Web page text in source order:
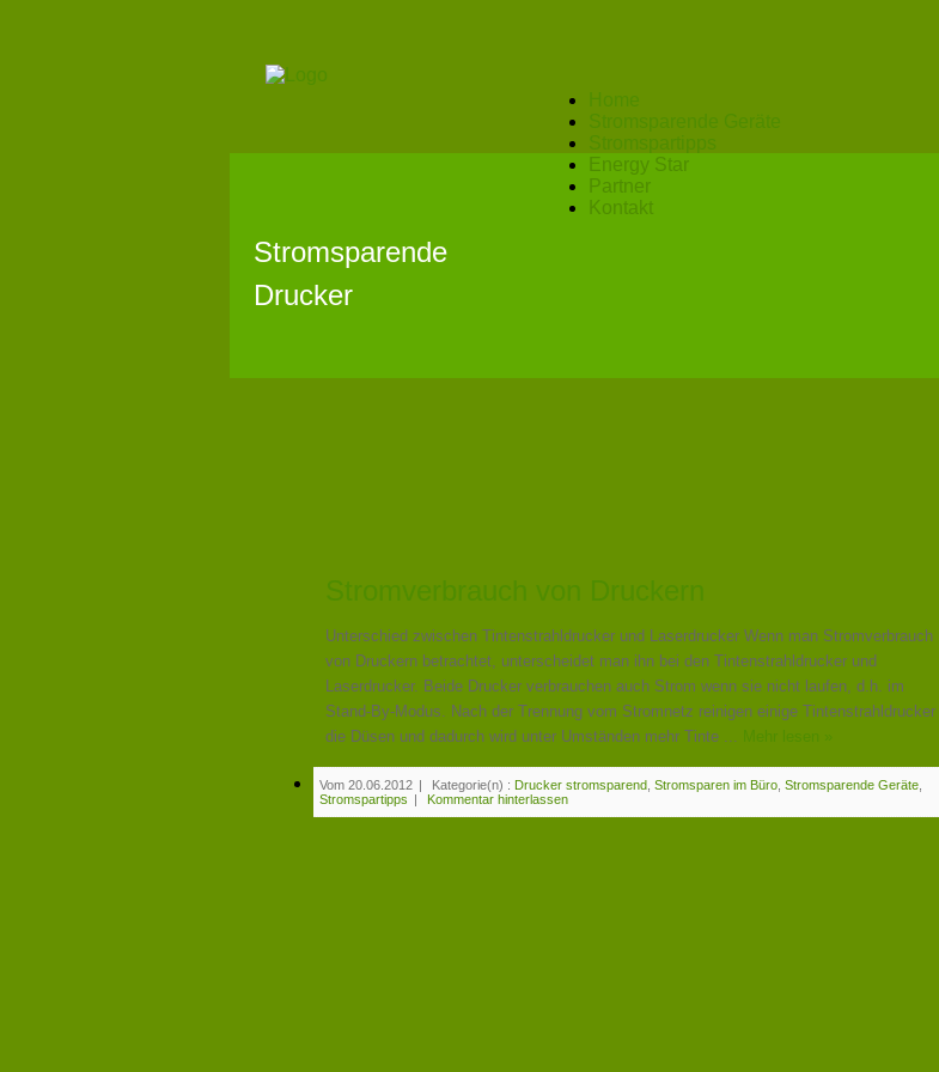
Stromsparende Geräte
Stromspartipps
Energy Star
Partner
Kontakt
Stromsparende
Drucker
Stromverbrauch von Druckern
Unterschied zwischen Tintenstrahldrucker und Laserdrucker Wenn man Stromverbrauch
von Druckern betrachtet, unterscheidet man ihn bei den Tintenstrahldrucker und
Laserdrucker. Beide Drucker verbrauchen auch Strom wenn sie nicht laufen, d.h. im
Stand-By-Modus. Nach der Trennung vom Stromnetz reinigen einige Tintenstrahldrucker
die Düsen und dadurch wird unter Umständen mehr Tinte ...
Vom 20.06.2012 | Kategorie(n) : Drucker stromsparend Stromsparen im Büro Stromsparende Geräte
Stromspartipps | Kommentar hinterlassen